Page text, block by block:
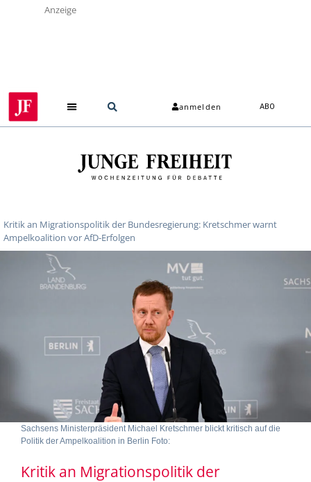
Anzeige
anmelden ABO
Kritik an Migrationspolitik der Bundesregierung: Kretschmer warnt
Ampelkoalition vor AfD-Erfolgen
Sachsens Ministerpräsident Michael Kretschmer blickt kritisch auf die
Politik der Ampelkoalition in Berlin Foto:
Kritik an Migrationspolitik der